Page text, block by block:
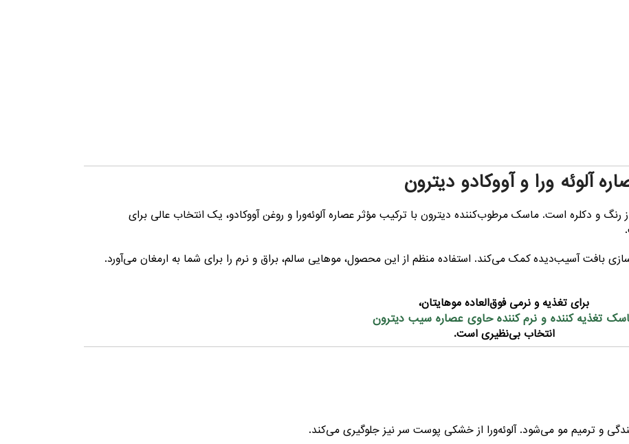
ورا و آووکادو دیترون
و دکلره است. ماسک مرطوب‌کننده دیترون با ترکیب مؤثر عصاره آلوئه‌ورا و روغن آووکادو، یک انتخاب عالی برای
بافت آسیب‌دیده کمک می‌کند. استفاده منظم از این محصول، موهایی سالم، براق و نرم را برای شما به ارمغان می‌آورد.
برای تغذیه و نرمی فوق‌العاده موهایتان،
تغذیه کننده و نرم کننده حاوی عصاره سیب دیترون
انتخاب بی‌نظیری است.
و ترمیم مو می‌شود. آلوئه‌ورا از خشکی پوست سر نیز جلوگیری می‌کند.